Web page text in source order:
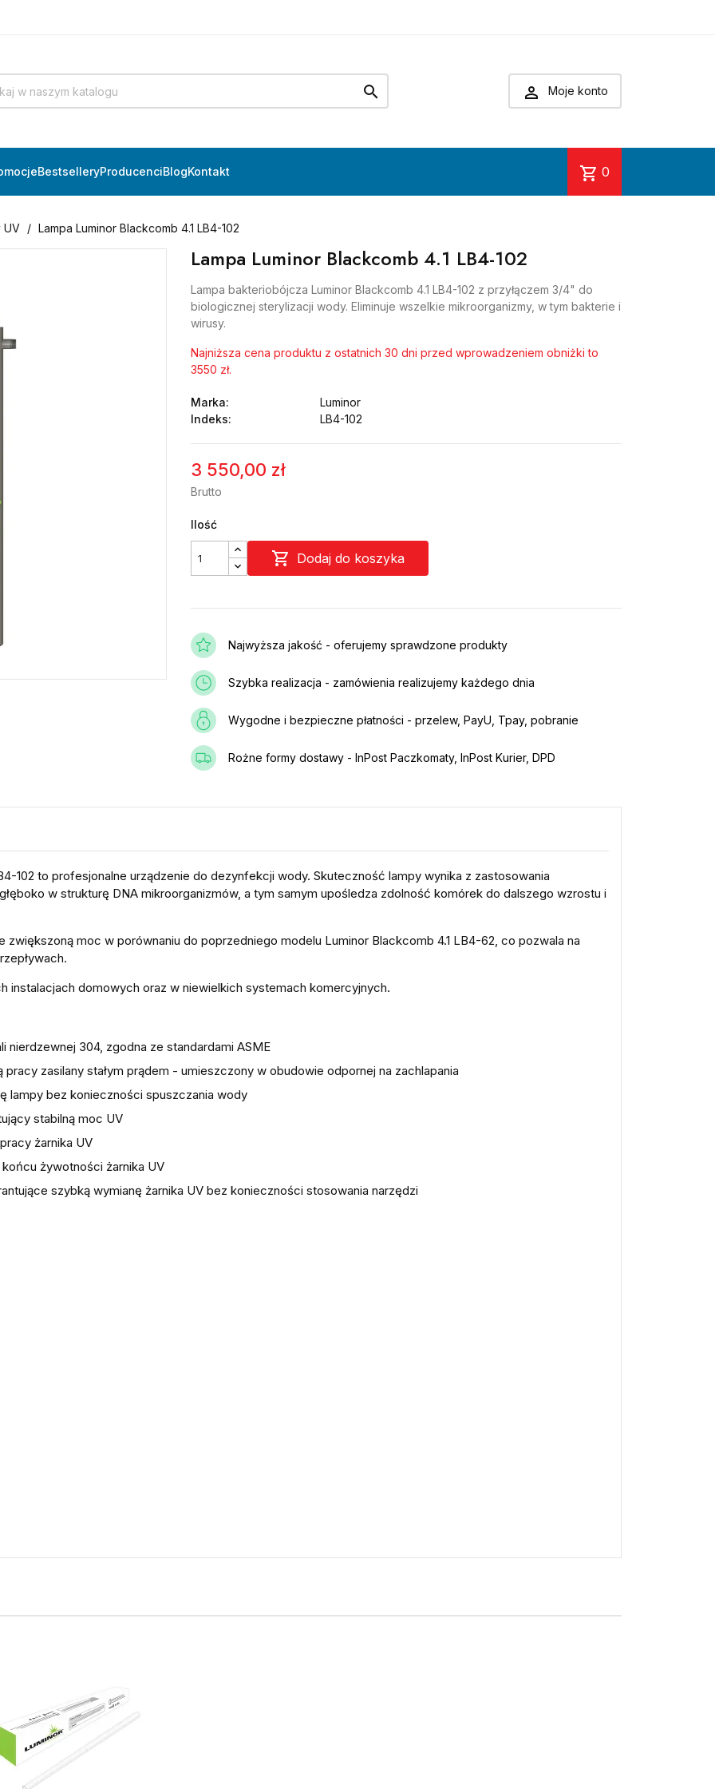
  Moje konto
BestselleryProducenciBlogKontakt shopping_cart 0
UV Lampa Luminor Blackcomb 4.1 LB4-102
Lampa Luminor Blackcomb 4.1 LB4-102
Lampa bakteriobójcza Luminor Blackcomb 4.1 LB4-102 z przyłączem 3/4" do
biologicznej sterylizacji wody. Eliminuje wszelkie mikroorganizmy, w tym bakterie i
wirusy.
Najniższa cena produktu z ostatnich 30 dni przed wprowadzeniem obniżki to
3550 zł.
Marka:
Luminor
Indeks:
LB4-102
3 550,00 zł
Brutto
Ilość
 Dodaj do koszyka
Najwyższa jakość - oferujemy sprawdzone produkty
Szybka realizacja - zamówienia realizujemy każdego dnia
Wygodne i bezpieczne płatności - przelew, PayU, Tpay, pobranie
Rożne formy dostawy - InPost Paczkomaty, InPost Kurier, DPD
102 to profesjonalne urządzenie do dezynfekcji wody. Skuteczność lampy wynika z zastosowania
w strukturę DNA mikroorganizmów, a tym samym upośledza zdolność komórek do dalszego wzrostu i
zwiększoną moc w porównaniu do poprzedniego modelu Luminor Blackcomb 4.1 LB4-62, co pozwala na
instalacjach domowych oraz w niewielkich systemach komercyjnych.
nierdzewnej 304, zgodna ze standardami ASME
zasilany stałym prądem - umieszczony w obudowie odpornej na zachlapania
lampy bez konieczności spuszczania wody
stabilną moc UV
żarnika UV
żywotności żarnika UV
szybką wymianę żarnika UV bez konieczności stosowania narzędzi